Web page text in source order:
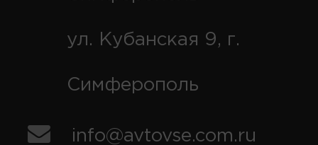
ул. Кубанская 9, г.
Симферополь
info@avtovse.com.ru